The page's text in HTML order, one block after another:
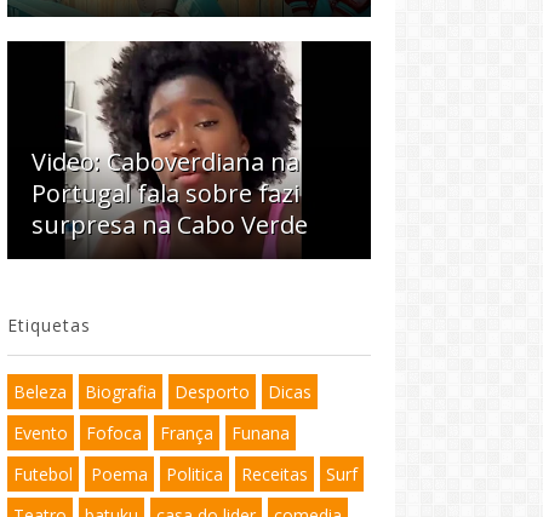
Video: Caboverdiana na
Portugal fala sobre fazi
surpresa na Cabo Verde
Etiquetas
Beleza Biografia Desporto
Dicas
Evento
Fofoca França
Funana
Futebol
Poema Politica Receitas
Surf